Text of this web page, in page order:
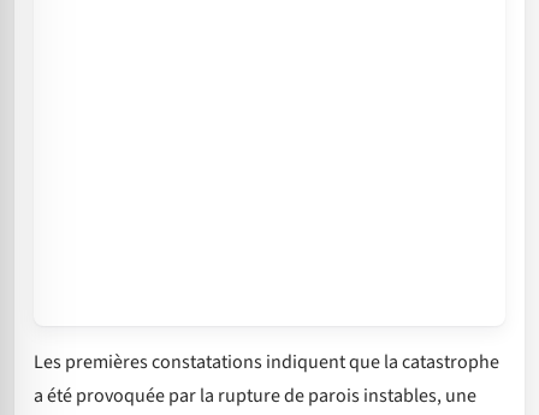
Les premières constatations indiquent que la catastrophe
a été provoquée par la rupture de parois instables, une